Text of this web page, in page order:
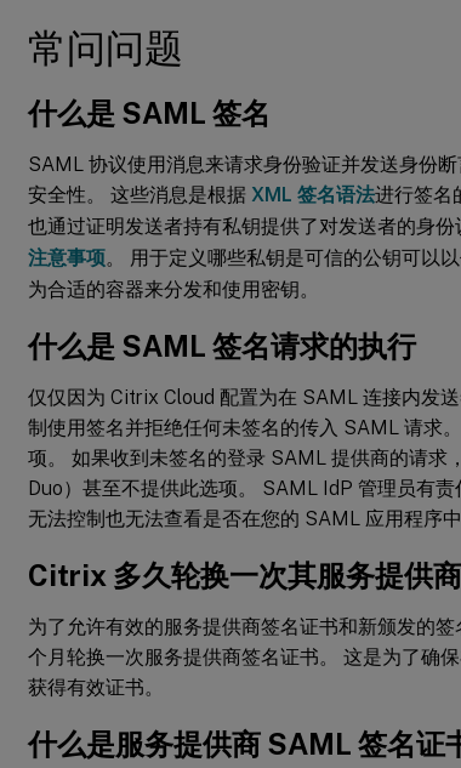
常问问题
什么是 SAML 签名
SAML 协议使用消息来请求身份验证并发送身份
安全性。 这些消息是根据 XML 签名语法进行签名
也通过证明发送者持有私钥提供了对发送者的身份
注意事项。 用于定义哪些私钥是可信的公钥可以
为合适的容器来分发和使用密钥。
什么是 SAML 签名请求的执行
仅仅因为 Citrix Cloud 配置为在 SAML 连接内发
制使用签名并拒绝任何未签名的传入 SAML 请求
项。 如果收到未签名的登录 SAML 提供商的请
Duo）甚至不提供此选项。 SAML IdP 管理员有
无法控制也无法查看是否在您的 SAML 应用程序
Citrix 多久轮换一次其服务提供
为了允许有效的服务提供商签名证书和新颁发的
个月轮换一次服务提供商签名证书。 这是为了确
获得有效证书。
什么是服务提供商 SAML 签名证